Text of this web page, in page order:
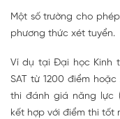
Một số trường cho
phương thức xét tuyển.
Ví dụ tại Đại học Kinh
SAT từ 1200 điểm
thi đánh giá năng lực
kết hợp với điểm thi tốt